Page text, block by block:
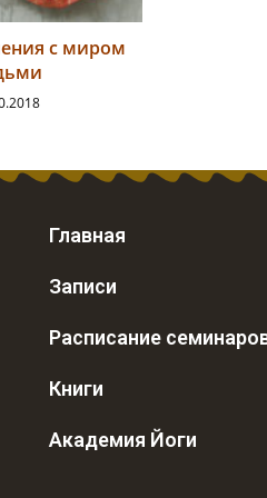
с миром
Главная
Записи
Расписание
Книги
Академия Йоги